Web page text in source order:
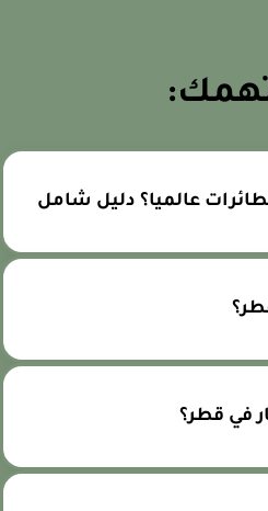
عالميا؟ دليل شامل
قطر؟